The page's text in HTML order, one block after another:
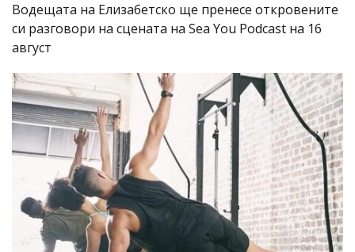
Водещата на Елизабетско ще пренесе откровените
си разговори на сцената на Sea You Podcast на 16
август